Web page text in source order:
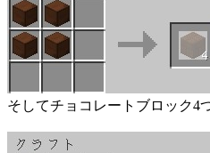
そしてチョコレートブロック4